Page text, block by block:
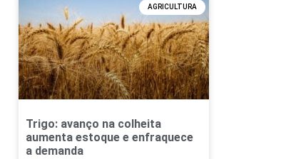
AGRICULTURA
Trigo: avanço na colheita
aumenta estoque e enfraquece
a demanda